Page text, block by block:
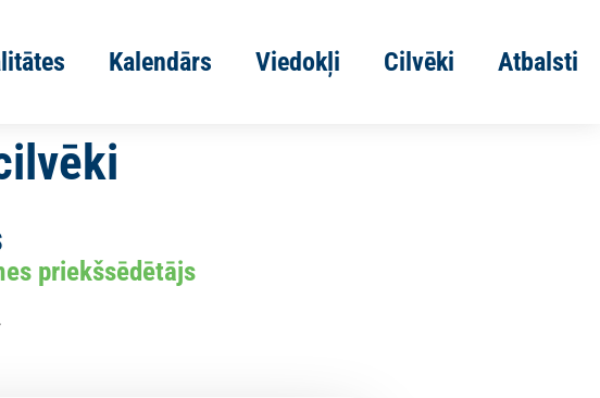
Kalendārs Viedokļi Cilvēki Atbalsti
priekšsēdētājs